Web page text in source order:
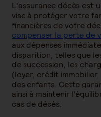
L'assurance décès est
vise à protéger votre
financières de votre
compenser la perte de
aux dépenses
disparition, telles que
de succession, les
(loyer, crédit
des enfants. Cette
ainsi à maintenir
cas de décès.